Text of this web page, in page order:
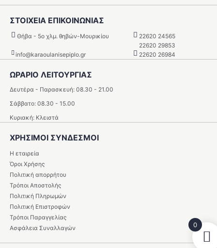
ΩΡΑΡΙΟ ΛΕΙΤΟΥΡΓΙΑΣ
Δευτέρα - Παρασκευή: 08.30 - 21.00
Σάββατο: 08.30 - 15.00
Κυριακή: Κλειστά
ΧΡΗΣΙΜΟΙ ΣΥΝΔΕΣΜΟΙ
Η εταιρεία
Όροι Χρήσης
Πολιτική απορρήτου
Τρόποι Αποστολής
Πολιτική Πληρωμών
Πολιτική Επιστροφών
Τρόποι Παραγγελίας
Ασφάλεια Συναλλαγών
ΣΤΟΙΧΕΙΑ ΕΠΙΚΟΙΝΩΝΙΑΣ
Θήβα - 5o χλμ. θηβών-Μουρικίου
22620 24565
22620 29853
info@karaoulanisepiplo.gr
22620 26984
0